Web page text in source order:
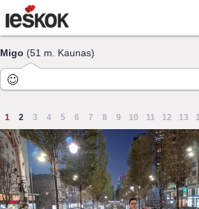
Migo (51 m. Kaunas)
1 2 3 4 5 6 7 8 9 10 11 12 13